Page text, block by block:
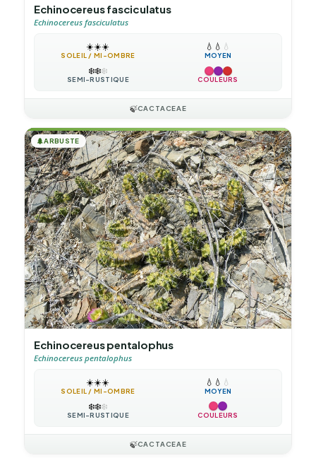
Echinocereus fasciculatus
Echinocereus fasciculatus
☀️☀️☀️
SOLEIL / MI-OMBRE
💧 💧 💧
MOYEN
❄️❄️❄️
SEMI-RUSTIQUE COULEURS
🍃CACTACEAE
🌲ARBUSTE
Echinocereus pentalophus
Echinocereus pentalophus
☀️☀️☀️
SOLEIL / MI-OMBRE
💧 💧 💧
MOYEN
❄️❄️❄️
SEMI-RUSTIQUE COULEURS
🍃CACTACEAE